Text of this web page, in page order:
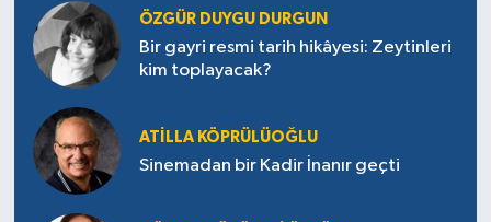
ÖZGÜR DUYGU DURGUN
Bir gayri resmi tarih hikâyesi: Zeytinleri
kim toplayacak?
ATILLA KÖPRÜLÜOĞLU
Sinemadan bir Kadir İnanır geçti